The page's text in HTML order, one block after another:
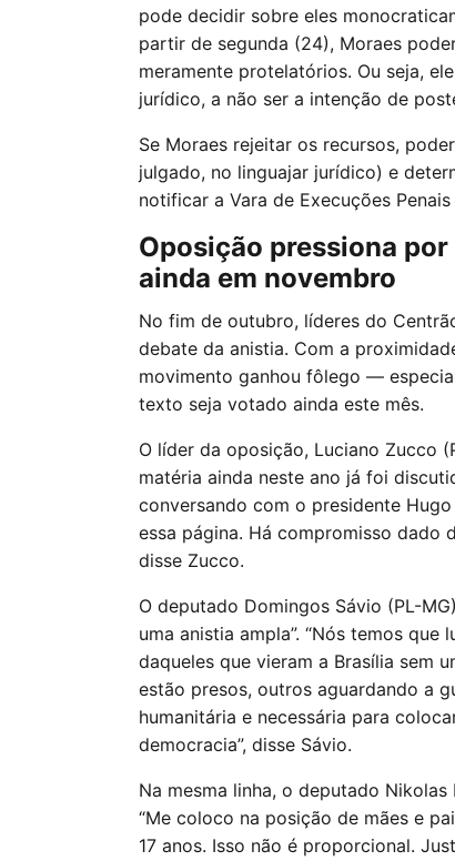
pode decidir sobre eles
partir de segunda (24), Moraes
meramente protelatórios. Ou seja,
jurídico, a não ser a intenção de
Se Moraes rejeitar os recursos,
julgado, no linguajar jurídico) e
notificar a Vara de Execuções
Oposição pressiona
ainda em novembro
No fim de outubro, líderes do
debate da anistia. Com a
movimento ganhou fôlego —
texto seja votado ainda este mês.
O líder da oposição, Luciano Zucco
matéria ainda neste ano já foi
conversando com o presidente
essa página. Há compromisso dado
disse Zucco.
O deputado Domingos Sávio (PL-
uma anistia ampla”. “Nós temos
daqueles que vieram a Brasília sem
estão presos, outros aguardando a
humanitária e necessária para
democracia”, disse Sávio.
Na mesma linha, o deputado
“Me coloco na posição de mães e
17 anos. Isso não é proporcional.